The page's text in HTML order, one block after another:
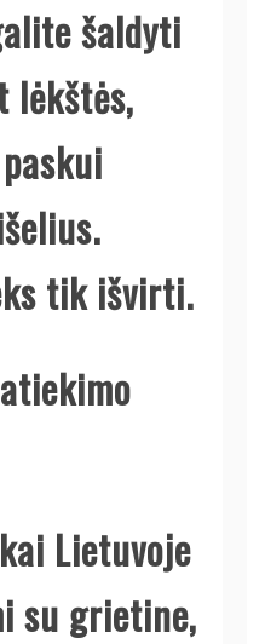
šaldyti
lėkštės,
tik išvirti.
Lietuvoje
su grietine,